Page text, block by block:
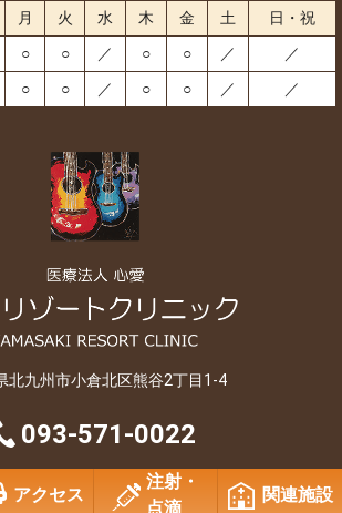
月 火 水 木 金 土
日・祝
○ ○ ／ ○ ○ ／
／
○ ○ ／ ○ ○ ／ ／
北九州市小倉北区熊谷2丁目1-4
093-571-0022
2026 SHINAI All Rights Reserved..
アクセス
注射・
点滴
関連施設